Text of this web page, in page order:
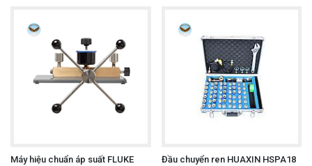
Máy hiệu chuẩn áp suất FLUKE
Đầu chuyển ren HUAXIN HSPA18